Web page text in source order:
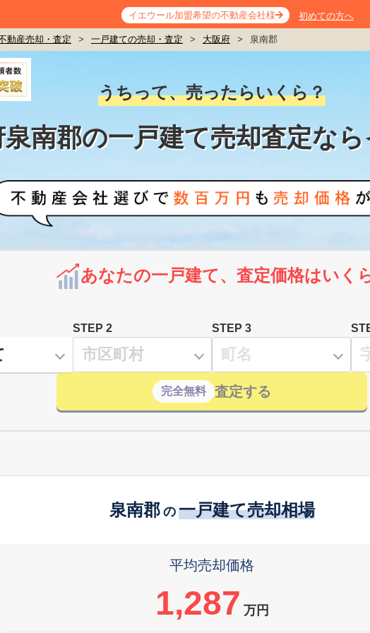
イエウール加盟希望の不動産会社様 初めての方へ
動産売却・査定 > 一戸建ての売却・査定 > 大阪府 > 泉南郡
うちって、売ったらいくら？
泉南郡の一戸建て売却査定な
あなたの一戸建て、査定価格はいく
STEP 2 STEP 3
完全無料 査定する
泉南郡 の 一戸建て売却相場
平均売却価格
1,287 万円